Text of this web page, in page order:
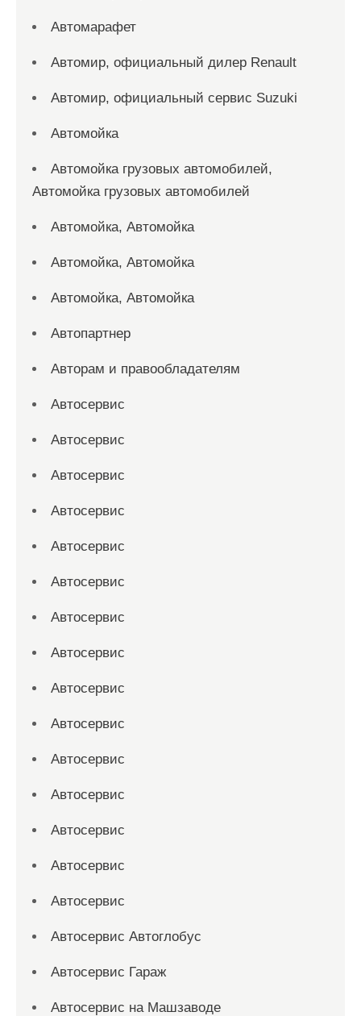
Автомарафет
Автомир, официальный дилер Renault
Автомир, официальный сервис Suzuki
Автомойка
Автомойка грузовых автомобилей,
Автомойка грузовых автомобилей
Автомойка, Автомойка
Автомойка, Автомойка
Автомойка, Автомойка
Автопартнер
Авторам и правообладателям
Автосервис
Автосервис
Автосервис
Автосервис
Автосервис
Автосервис
Автосервис
Автосервис
Автосервис
Автосервис
Автосервис
Автосервис
Автосервис
Автосервис
Автосервис
Автосервис Автоглобус
Автосервис Гараж
Автосервис на Машзаводе